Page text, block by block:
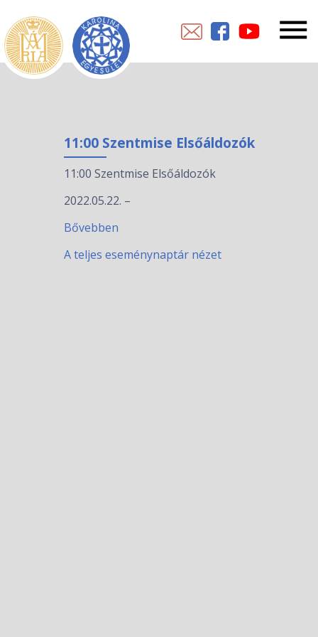
11:00 Szentmise Elsőáldozók
11:00 Szentmise Elsőáldozók
2022.05.22. –
Bővebben
A teljes eseménynaptár nézet